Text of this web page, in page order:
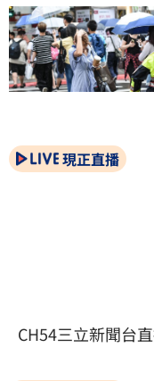
現正直播
CH54三立新聞台